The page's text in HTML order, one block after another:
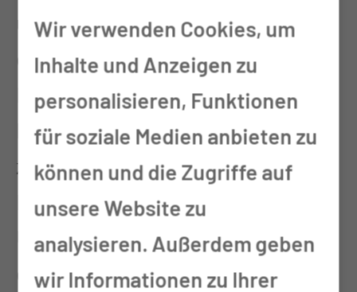
unserer Gäste angepasst. Unser
engagiertes Team steht bereit,
Ihnen qualitativ hochwertige
Pflege in verschiedenen Bereichen
zu bieten. Durch einfühlsame
Betreuung und professionelle
Unterstützung entwicklen wir
einen maßgeschneiderten
Wir verwenden Cookies, um
Inhalte und Anzeigen zu
personalisieren, Funktionen
für soziale Medien anbieten zu
können und die Zugriffe auf
unsere Website zu
analysieren. Außerdem geben
wir Informationen zu Ihrer